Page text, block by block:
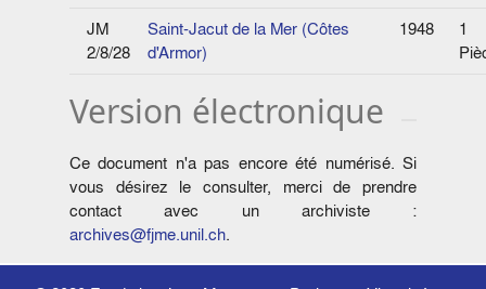
JM
2/8/28
Saint-Jacut de la Mer (Côtes
d'Armor)
1948
1
Version électronique
Ce document n'a pas encore été numérisé. Si
vous désirez le consulter, merci de prendre
contact avec un archiviste :
archives@fjme.unil.ch.